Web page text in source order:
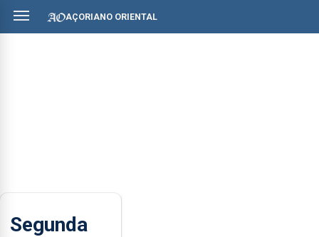
AÇORIANO ORIENTAL
Segunda